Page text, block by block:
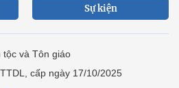
Sự kiện
tộc và Tôn giáo
cấp ngày 17/10/2025